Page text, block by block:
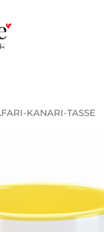
KANARI-TASSE